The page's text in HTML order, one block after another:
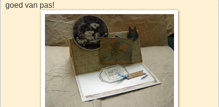
goed van pas!